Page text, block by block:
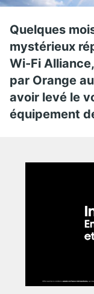
Quelques
mystérieux
Wi-Fi
par Orange
avoir levé le
équipement